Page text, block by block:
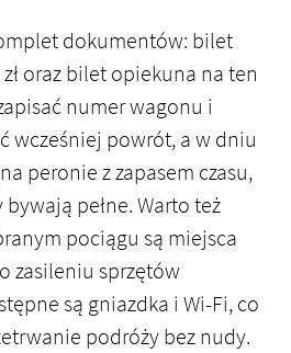
dokumentów: bilet
oraz bilet opiekuna na ten
numer wagonu i
wcześniej powrót, a w dniu
peronie z zapasem czasu,
pełne. Warto też
pociągu są miejsca
zasileniu sprzętów
są gniazdka i Wi-Fi, co
podróży bez nudy.